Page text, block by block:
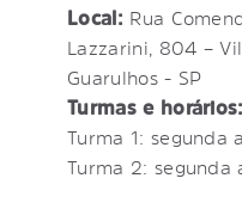
Local: Rua
Lazzarini, 804 –
Guarulhos - SP
Turmas e horários:
Turma 1: segunda
Turma 2: